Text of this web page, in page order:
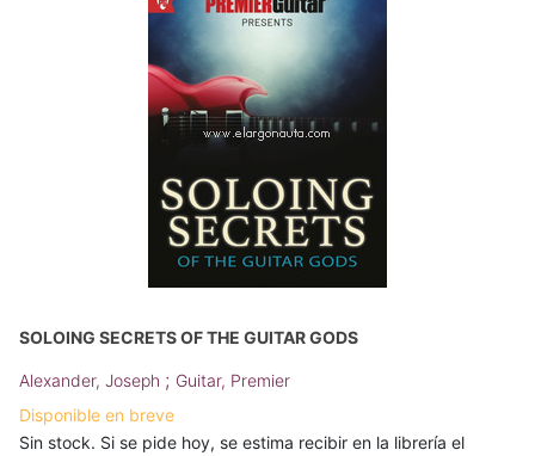
SOLOING SECRETS OF THE GUITAR GODS
Alexander, Joseph ; Guitar, Premier
Disponible en breve
Sin stock. Si se pide hoy, se estima recibir en la librería el